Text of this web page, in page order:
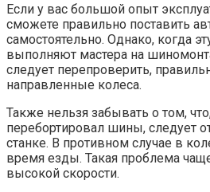
Если у вас большой опыт
сможете правильно поставить
самостоятельно. Однако, когда
выполняют мастера на
следует перепроверить,
направленные колеса.
Также нельзя забывать о том,
перебортировал шины, следует
станке. В противном случае в
время езды. Такая проблема
высокой скорости.